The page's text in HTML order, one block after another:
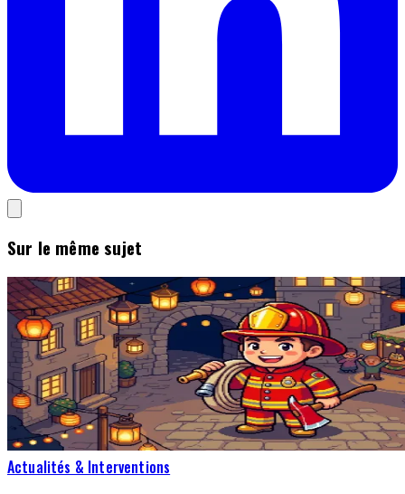
Sur le même sujet
Actualités & Interventions